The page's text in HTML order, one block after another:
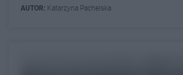
AUTOR: Katarzyna Pachelska